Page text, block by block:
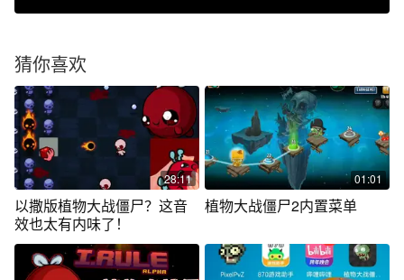
猜你喜欢
28:11
以撒版植物大战僵尸？这音
效也太有内味了！
01:01
植物大战僵尸2内置菜单